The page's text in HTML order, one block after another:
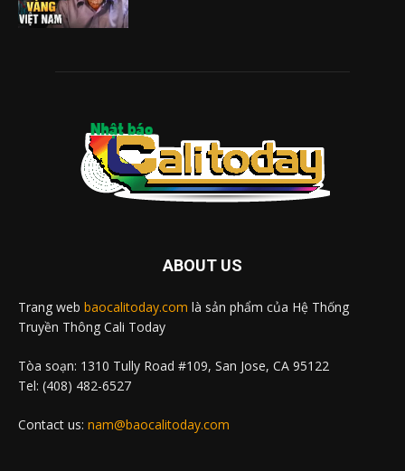
ABOUT US
Trang web baocalitoday.com là sản phẩm của Hệ Thống
Truyền Thông Cali Today
Tòa soạn: 1310 Tully Road #109, San Jose, CA 95122
Tel: (408) 482-6527
Contact us: nam@baocalitoday.com